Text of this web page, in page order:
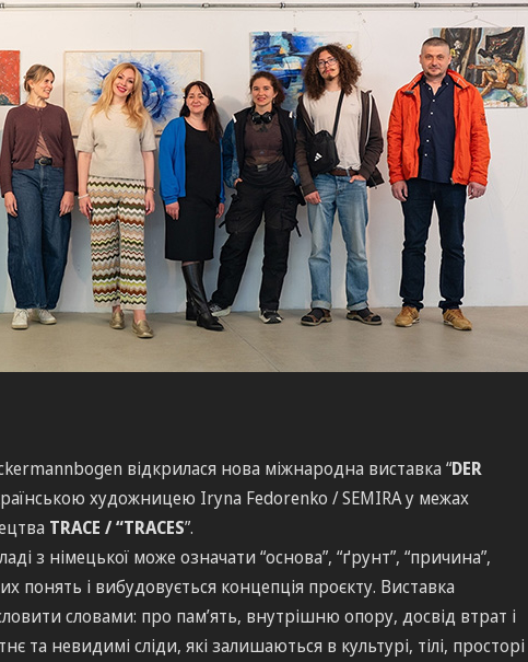
відкрилася нова міжнародна виставка “DER
художницею Iryna Fedorenko / SEMIRA у межах
TRACE / “TRACES”.
з німецької може означати “основа”, “ґрунт”, “причина”,
понять і вибудовується концепція проєкту. Виставка
словами: про пам’ять, внутрішню опору, досвід втрат і
та невидимі сліди, які залишаються в культурі, тілі, просторі